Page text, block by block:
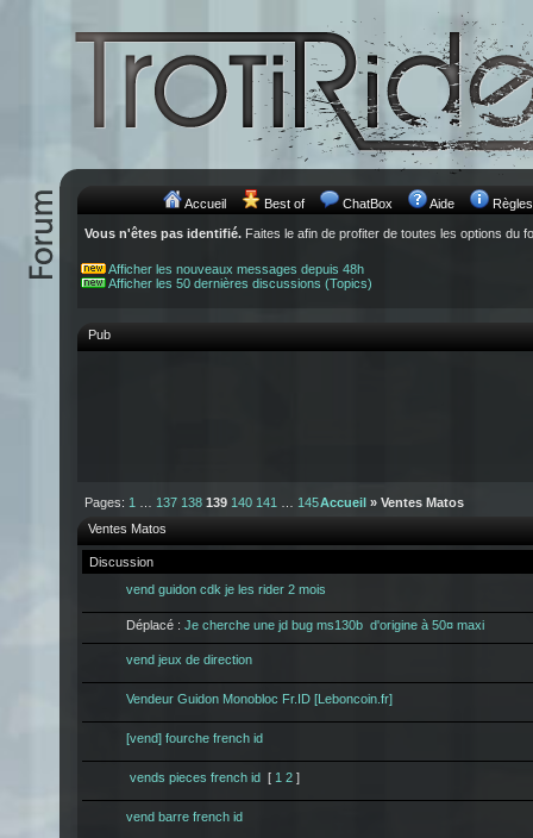
Accueil Best of ChatBox Aide Règles
Vous n'êtes pas identifié. Faites le afin de profiter de toutes les options du
Afficher les nouveaux messages depuis 48h
Afficher les 50 dernières discussions (Topics)
Pub
Pages: 1 137 138 139 140 141 145Accueil » Ventes Matos
Ventes Matos
Discussion
vend guidon cdk je les rider 2 mois
Déplacé :Je cherche une jd bug ms130b d'origine à 50¤ maxi
vend jeux de direction
Vendeur Guidon Monobloc Fr.ID [Leboncoin.fr]
[vend] fourche french id
vends pieces french id [ 1 2 ]
vend barre french id